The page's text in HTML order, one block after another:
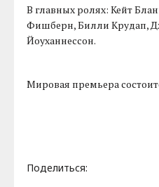
В главных ролях: Кейт
Фишберн, Билли Крудап,
Йоуханнессон.
Мировая премьера
Поделиться: